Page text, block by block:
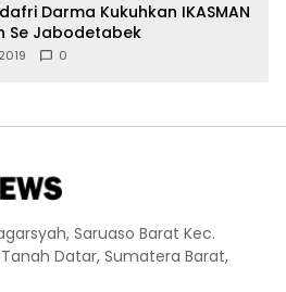
Darma Kukuhkan IKASMAN
Se Jabodetabek
0
Saruaso Barat Kec.
Datar, Sumatera Barat,